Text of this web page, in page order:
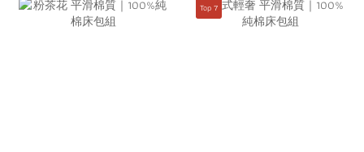
Top 7